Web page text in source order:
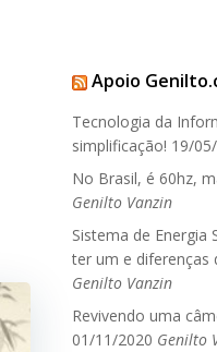
Apoio
Tecnologia da
simplificação! 19/
No Brasil, é 60hz,
Genilto Vanzin
Sistema de Energia
ter um e diferenças
Genilto Vanzin
Revivendo uma
01/11/2020 Genilto